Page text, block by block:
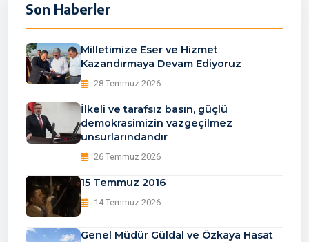
Son Haberler
Milletimize Eser ve Hizmet
Kazandırmaya Devam Ediyoruz
28 Temmuz 2026
İlkeli ve tarafsız basın, güçlü
demokrasimizin vazgeçilmez
unsurlarındandır
26 Temmuz 2026
15 Temmuz 2016
14 Temmuz 2026
Genel Müdür Güldal ve Özkaya Hasat